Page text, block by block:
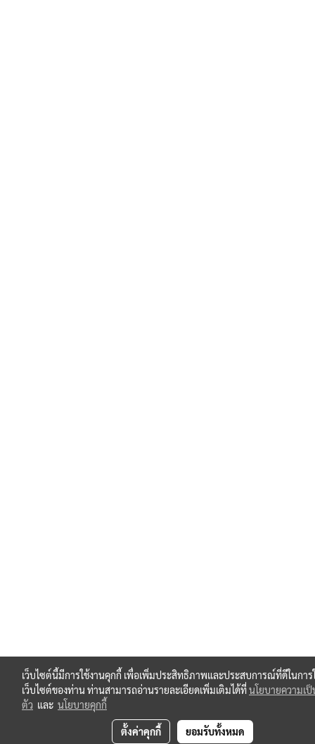
เว็บไซต์นี้มีการใช้งานคุกกี้ เพื่อเพิ่มประสิทธิภาพและประสบการณ์ที่ดีในการ
เว็บไซต์ของท่าน ท่านสามารถอ่านรายละเอียดเพิ่มเติมได้ที่นโยบายความเ
ตัว และ นโยบายคุกกี้
ตั้งค่าคุกกี้ ยอมรับทั้งหมด